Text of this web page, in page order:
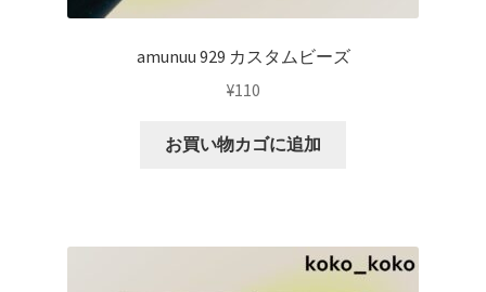
amunuu 929 カスタムビーズ
¥110
お買い物カゴに追加